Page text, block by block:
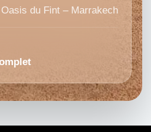
Oasis du Fint – Marrakech